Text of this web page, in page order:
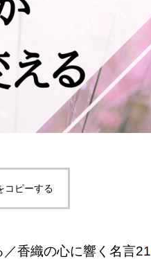
コピーする
香織の心に響く名言21